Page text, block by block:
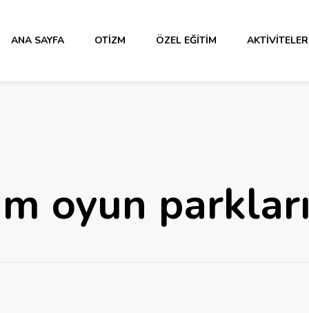
ANA SAYFA OTIZM ÖZEL EĞITIM AKTIVITELER
oyun parkları